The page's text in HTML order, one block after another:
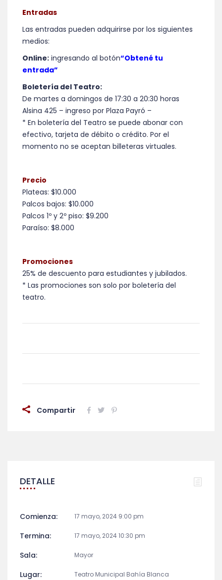
Entradas
Las entradas pueden adquirirse por los siguientes
medios:
Online: ingresando al botón“Obtené tu
entrada”
Boletería del Teatro:
De martes a domingos de 17:30 a 20:30 horas
Alsina 425 – ingreso por Plaza Payró –
* En boletería del Teatro se puede abonar con
efectivo, tarjeta de débito o crédito. Por el
momento no se aceptan billeteras virtuales.
Precio
Plateas: $10.000
Palcos bajos: $10.000
Palcos 1º y 2º piso: $9.200
Paraíso: $8.000
Promociones
25% de descuento para estudiantes y jubilados.
* Las promociones son solo por boletería del
teatro.
Compartir
DETALLE
Comienza: 17 mayo, 2024 9:00 pm
Termina: 17 mayo, 2024 10:30 pm
Sala: Mayor
Lugar: Teatro Municipal Bahía Blanca